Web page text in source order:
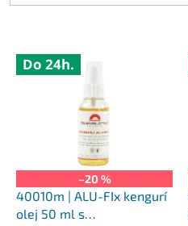
V
Do 24h.
–20 %
40010m | ALU-FIx kengurí
olej 50 ml s